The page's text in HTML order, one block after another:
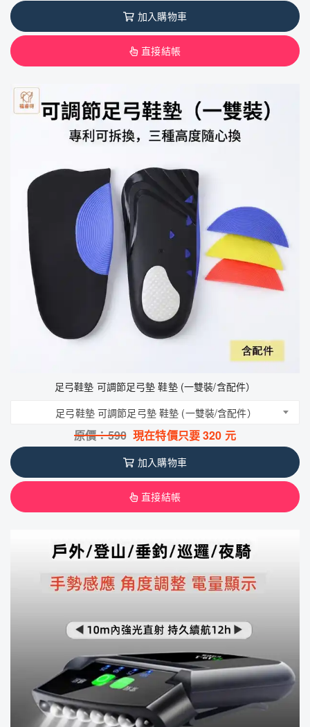
加入購物車
直接結帳
足弓鞋墊 可調節足弓墊 鞋墊 (一雙裝/含配件）
足弓鞋墊 可調節足弓墊 鞋墊 (一雙裝/含配件）
原價：590 現在特價只要320 元
加入購物車
直接結帳